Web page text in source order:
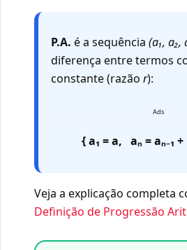
P.A. é a sequência (a₁, a₂,
diferença entre termos
constante (razão r):
Ads
{ a₁ = a, aₙ = aₙ₋₁
Veja a explicação completa
Definição de Progressão